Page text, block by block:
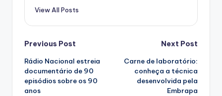
View All Posts
Post
navigation
Previous Post
Rádio Nacional estreia
documentário de 90
episódios sobre os 90
anos
Next Post
Carne de laboratório:
conheça a técnica
desenvolvida pela
Embrapa